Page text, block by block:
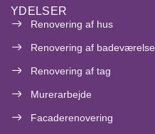
YDELSER
Renovering af hus
Renovering af badeværelse
Renovering af tag
Murerarbejde
Facaderenovering